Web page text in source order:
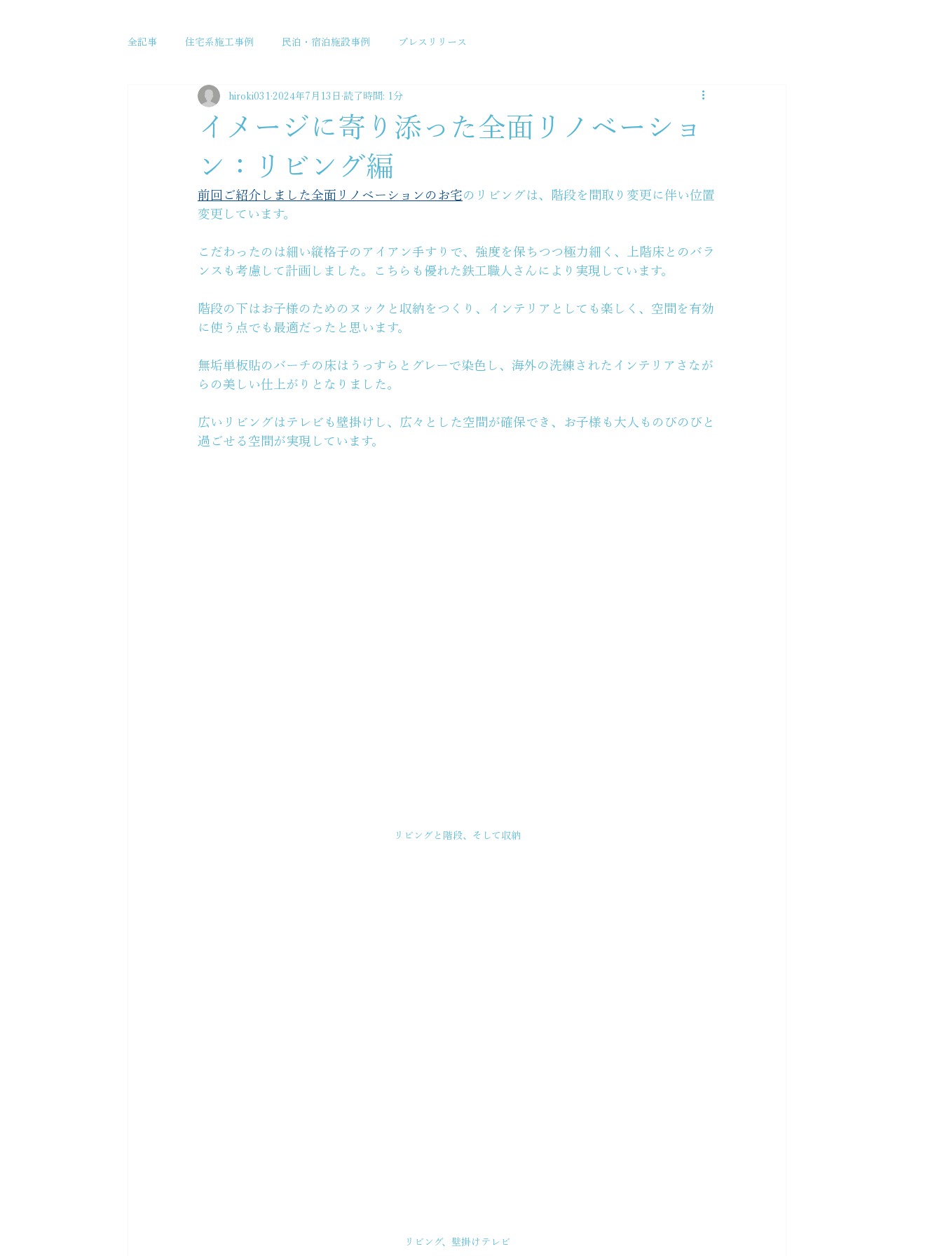
全記事 住宅系施工事例 民泊・宿泊施設事例 プレスリリース
イメージに寄り添った全面リノベーショ
ン：リビング編
hiroki031 2024年7月13日 読了時間: 1分
前回ご紹介しました全面リノベーションのお宅のリビングは、階段を間取り変更に伴い位置
変更しています。
こだわったのは細い縦格子のアイアン手すりで、強度を保ちつつ極力細く、上階床とのバラ
ンスも考慮して計画しました。こちらも優れた鉄工職人さんにより実現しています。
階段の下はお子様のためのヌックと収納をつくり、インテリアとしても楽しく、空間を有効
に使う点でも最適だったと思います。
無垢単板貼のバーチの床はうっすらとグレーで染色し、海外の洗練されたインテリアさなが
らの美しい仕上がりとなりました。
広いリビングはテレビも壁掛けし、広々とした空間が確保でき、お子様も大人ものびのびと
過ごせる空間が実現しています。
リビングと階段、そして収納
リビング、壁掛けテレビ